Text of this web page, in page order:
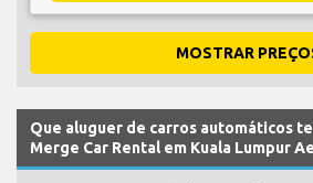
MOSTRAR
Que aluguer de carros automáticos
Merge Car Rental em Kuala Lumpur